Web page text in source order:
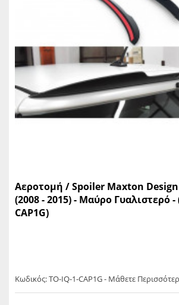
Αεροτομή / Spoiler Maxton
(2008 - 2015) - Μαύρο Γυαλιστερό -
CAP1G)
Κωδικός: TO-IQ-1-CAP1G - Μάθετε